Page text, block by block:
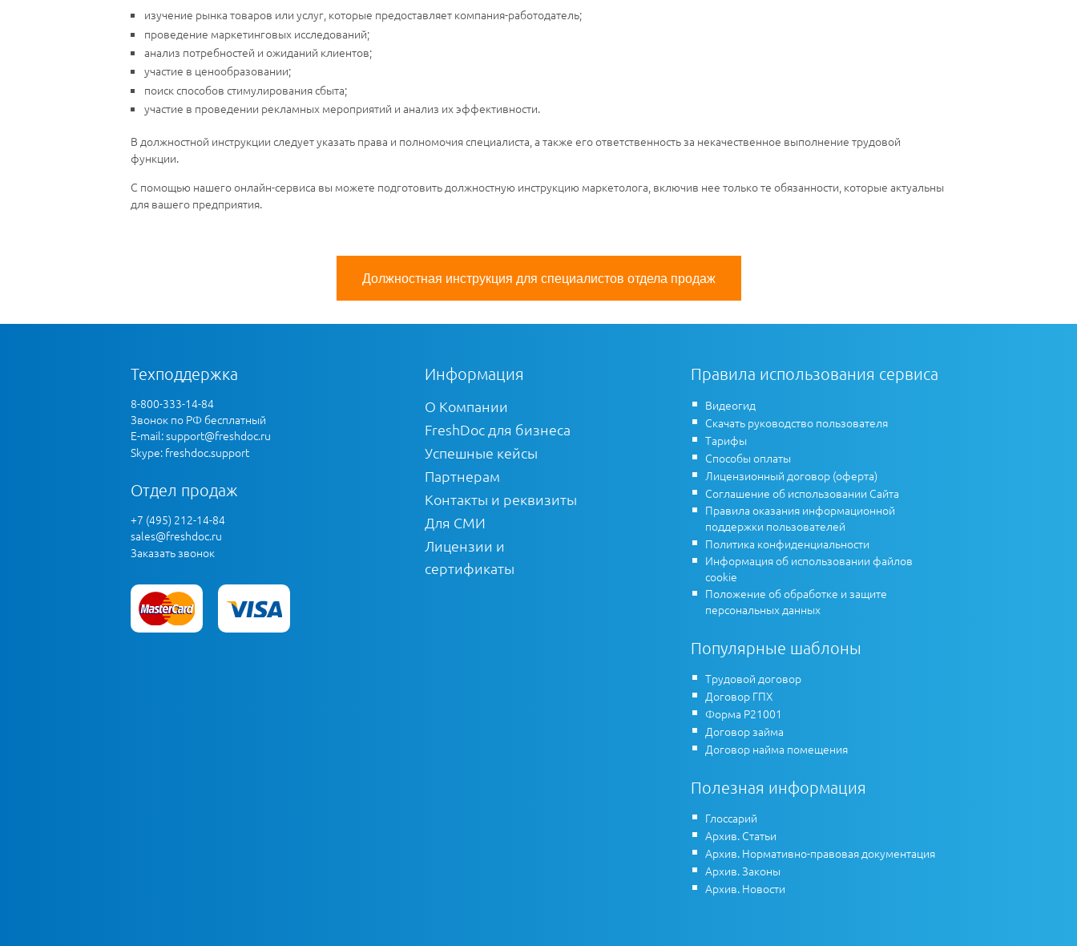
изучение рынка товаров или услуг, которые предоставляет компания-работодатель;
проведение маркетинговых исследований;
анализ потребностей и ожиданий клиентов;
участие в ценообразовании;
поиск способов стимулирования сбыта;
участие в проведении рекламных мероприятий и анализ их эффективности.
В должностной инструкции следует указать права и полномочия специалиста, а также его ответственность за некачественное выполнение трудовой
функции.
С помощью нашего онлайн-сервиса вы можете подготовить должностную инструкцию маркетолога, включив нее только те обязанности, которые актуальны
для вашего предприятия.
Должностная инструкция для специалистов отдела продаж
Техподдержка
8-800-333-14-84
Звонок по РФ бесплатный
E-mail:support@freshdoc.ru
Skype: freshdoc.support
Отдел продаж
+7 (495) 212-14-84
sales@freshdoc.ru
Заказать звонок
Информация
О Компании
FreshDoc для бизнеса
Успешные кейсы
Партнерам
Контакты и реквизиты
Для СМИ
Лицензии и
сертификаты
Правила использования сервиса
Видеогид
Скачать руководство пользователя
Тарифы
Способы оплаты
Лицензионный договор (оферта)
Соглашение об использовании Сайта
Правила оказания информационной
поддержки пользователей
Политика конфиденциальности
Информация об использовании файлов
cookie
Положение об обработке и защите
персональных данных
Популярные шаблоны
Трудовой договор
Договор ГПХ
Форма Р21001
Договор займа
Договор найма помещения
Полезная информация
Глоссарий
Архив. Статьи
Архив. Нормативно-правовая документация
Архив. Законы
Архив. Новости